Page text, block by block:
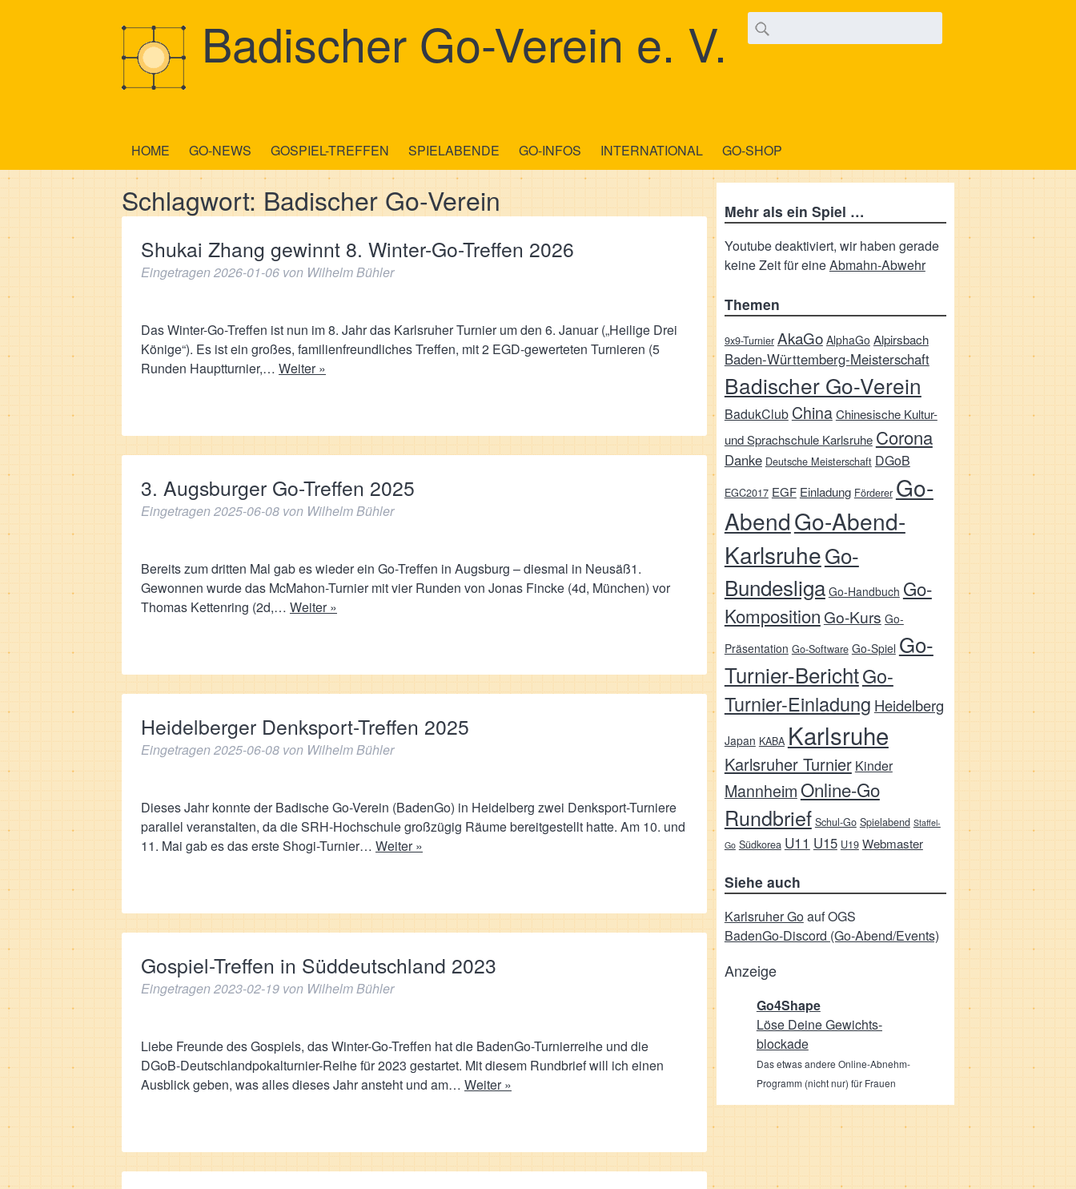
Badischer Go-Verein e. V.
HOME GO-NEWS GOSPIEL-TREFFEN SPIELABENDE GO-INFOS INTERNATIONAL GO-SHOP
Schlagwort:Badischer Go-Verein
Shukai Zhang gewinnt 8. Winter-Go-Treffen 2026
Eingetragen2026-01-06 von Wilhelm Bühler
Das Winter-Go-Treffen ist nun im 8. Jahr das Karlsruher Turnier um den 6. Januar („Heilige Drei
Könige“). Es ist ein großes, familienfreundliches Treffen, mit 2 EGD-gewerteten Turnieren (5
Runden Hauptturnier,… Weiter »
3. Augsburger Go-Treffen 2025
Eingetragen2025-06-08 von Wilhelm Bühler
Bereits zum dritten Mal gab es wieder ein Go-Treffen in Augsburg – diesmal in Neusäß1.
Gewonnen wurde das McMahon-Turnier mit vier Runden von Jonas Fincke (4d, München) vor
Thomas Kettenring (2d,… Weiter »
Heidelberger Denksport-Treffen 2025
Eingetragen2025-06-08 von Wilhelm Bühler
Dieses Jahr konnte der Badische Go-Verein (BadenGo) in Heidelberg zwei Denksport-Turniere
parallel veranstalten, da die SRH-Hochschule großzügig Räume bereitgestellt hatte. Am 10. und
11. Mai gab es das erste Shogi-Turnier… Weiter »
Gospiel-Treffen in Süddeutschland 2023
Eingetragen2023-02-19 von Wilhelm Bühler
Liebe Freunde des Gospiels, das Winter-Go-Treffen hat die BadenGo-Turnierreihe und die
DGoB-Deutschlandpokalturnier-Reihe für 2023 gestartet. Mit diesem Rundbrief will ich einen
Ausblick geben, was alles dieses Jahr ansteht und am… Weiter »
Mehr als ein Spiel …
Youtube deaktiviert, wir haben gerade
keine Zeit für eineAbmahn-Abwehr
Themen
9x9-Turnier AkaGo AlphaGo Alpirsbach
Baden-Württemberg-Meisterschaft
Badischer Go-Verein
BadukClub ChinaChinesische Kultur-
und Sprachschule Karlsruhe Corona
Danke Deutsche Meisterschaft DGoB
EGC2017 EGF Einladung Förderer Go-
AbendGo-Abend-
KarlsruheGo-
Bundesliga Go-Handbuch Go-
Komposition Go-Kurs Go-
Präsentation Go-Software Go-Spiel Go-
Turnier-BerichtGo-
Turnier-Einladung Heidelberg
Japan KABA Karlsruhe
Karlsruher Turnier Kinder
MannheimOnline-Go
Rundbrief Schul-Go Spielabend Staffel-
Go Südkorea U11 U15 U19 Webmaster
Siehe auch
Karlsruher Goauf OGS
BadenGo-Discord (Go-Abend/Events)
Anzeige
Go4Shape
Löse Deine Gewichts­
blockade
Das etwas andere Online-Abnehm-
Programm (nicht nur) für Frauen